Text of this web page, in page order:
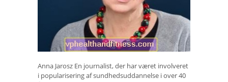
Anna Jarosz En journalist, der har været involveret
i popularisering af sundhedsuddannelse i over 40